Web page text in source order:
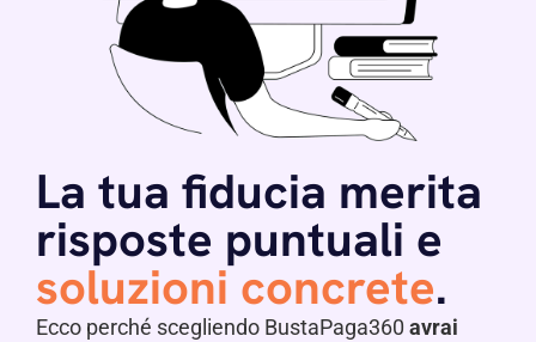
La tua fiducia merita
risposte puntuali e
soluzioni concrete.
Ecco perché scegliendo BustaPaga360 avrai